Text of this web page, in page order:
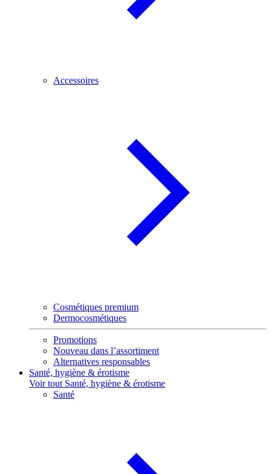
Accessoires
Cosmétiques premium
Dermocosmétiques
Promotions
Nouveau dans l’assortiment
Alternatives responsables
Santé, hygiène & érotisme
Voir tout Santé, hygiène & érotisme
Santé